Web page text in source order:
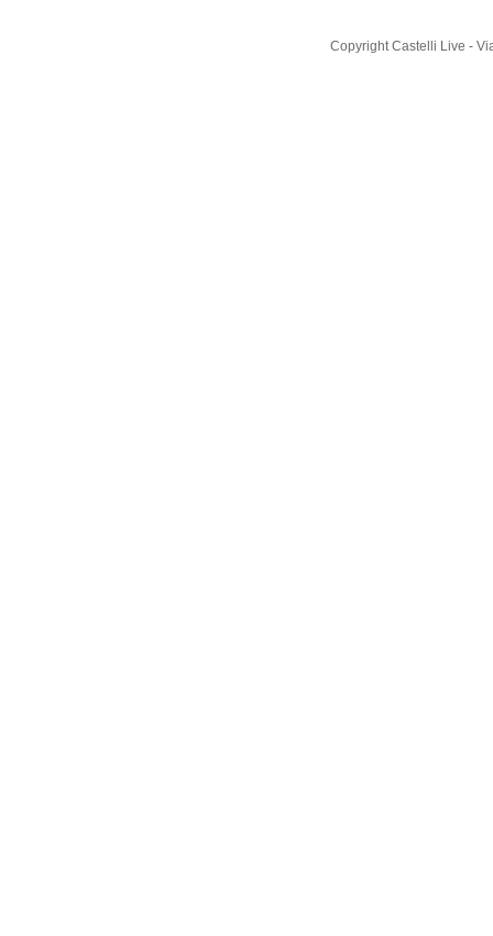
Copyright Castelli Live -